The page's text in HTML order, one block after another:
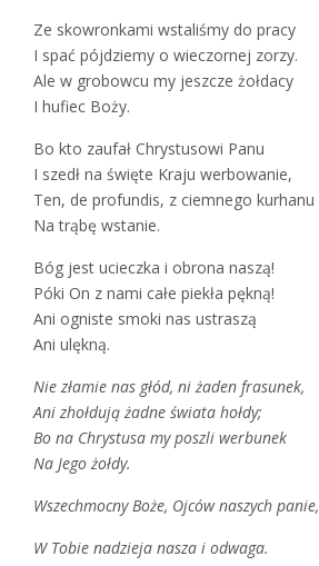
Ze skowronkami wstaliśmy do pracy
I spać pójdziemy o wieczornej zorzy.
Ale w grobowcu my jeszcze żołdacy
I hufiec Boży.
Bo kto zaufał Chrystusowi Panu
I szedł na święte Kraju werbowanie,
Ten, de profundis, z ciemnego kurhanu
Na trąbę wstanie.
Bóg jest ucieczka i obrona naszą!
Póki On z nami całe piekła pękną!
Ani ogniste smoki nas ustraszą
Ani ulękną.
Nie złamie nas głód, ni żaden frasunek,
Ani zhołdują żadne świata hołdy;
Bo na Chrystusa my poszli werbunek
Na Jego żołdy.
Wszechmocny Boże, Ojców naszych panie,
W Tobie nadzieja nasza i odwaga.